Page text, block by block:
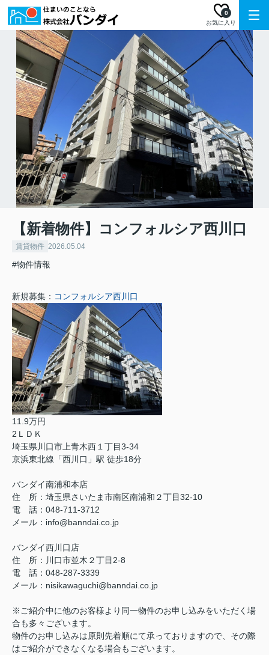
お気に入り
0
【新着物件】コンフォルシア西川口
賃貸物件 2026.05.04
#物件情報
新規募集： コンフォルシア西川口
11.9万円
2ＬＤＫ
埼玉県川口市上青木西１丁目3-34
京浜東北線「西川口」駅 徒歩18分
バンダイ南浦和本店
住 所：埼玉県さいたま市南区南浦和２丁目32-10
電 話：048-711-3712
メール：info@banndai.co.jp
バンダイ西川口店
住 所：川口市並木２丁目2-8
電 話：048-287-3339
メール：nisikawaguchi@banndai.co.jp
※ご紹介中に他のお客様より同一物件のお申し込みをいただく場
合も多々ございます。
物件のお申し込みは原則先着順にて承っておりますので、その際
はご紹介ができなくなる場合もございます。